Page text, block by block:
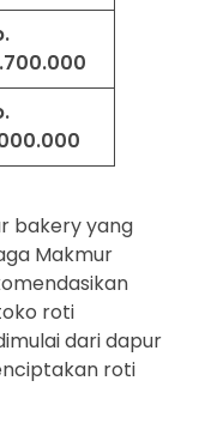
bakery yang
Makmur
roti
dari dapur
roti